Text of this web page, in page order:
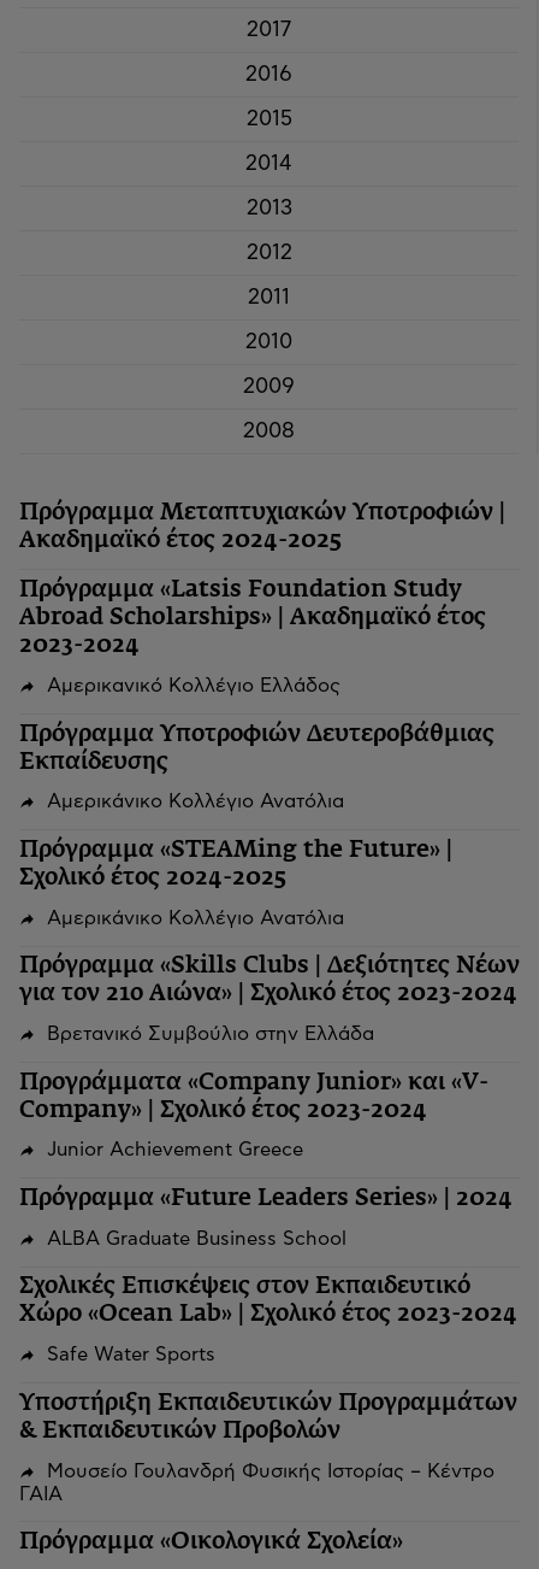
2017
2016
2015
2014
2013
2012
2011
2010
2009
2008
Πρόγραμμα Μεταπτυχιακών Υποτροφιών |
Ακαδημαϊκό έτος 2024-2025
Πρόγραμμα «Latsis Foundation Study
Abroad Scholarships» | Ακαδημαϊκό έτος
2023-2024
Αμερικανικό Κολλέγιο Ελλάδος
Πρόγραμμα Υποτροφιών Δευτεροβάθμιας
Εκπαίδευσης
Αμερικάνικο Κολλέγιο Ανατόλια
Πρόγραμμα «STEAMing the Future» |
Σχολικό έτος 2024-2025
Αμερικάνικο Κολλέγιο Ανατόλια
Πρόγραμμα «Skills Clubs | Δεξιότητες Νέων
για τον 21ο Αιώνα» | Σχολικό έτος 2023-2024
Βρετανικό Συμβούλιο στην Ελλάδα
Προγράμματα «Company Junior» και «V-
Company» | Σχολικό έτος 2023-2024
Junior Achievement Greece
Πρόγραμμα «Future Leaders Series» | 2024
ALBA Graduate Business School
Σχολικές Επισκέψεις στον Εκπαιδευτικό
Χώρο «Ocean Lab» | Σχολικό έτος 2023-2024
Safe Water Sports
Υποστήριξη Εκπαιδευτικών Προγραμμάτων
& Εκπαιδευτικών Προβολών
Μουσείο Γουλανδρή Φυσικής Ιστορίας – Κέντρο
ΓΑΙΑ
Πρόγραμμα «Οικολογικά Σχολεία»